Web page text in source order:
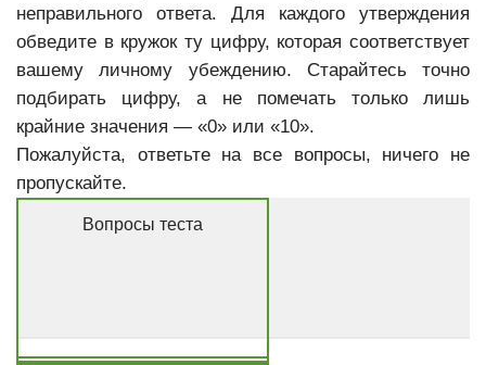
неправильного ответа. Для каждого утверждения
обведите в кружок ту цифру, которая соответствует
вашему личному убеждению. Старайтесь точно
подбирать цифру, а не помечать только лишь
крайние значения — «0» или «10».
Пожалуйста, ответьте на все вопросы, ничего не
пропускайте.
Вопросы теста